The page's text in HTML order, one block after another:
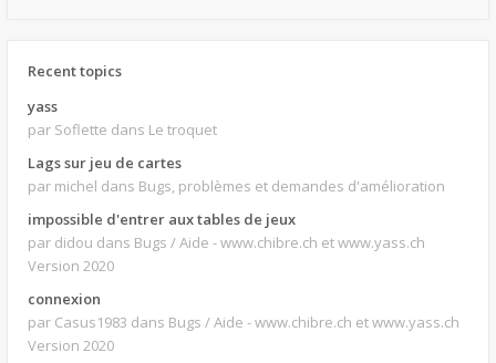
Recent topics
yass
par Soflette dans Le troquet
Lags sur jeu de cartes
par michel dans Bugs, problèmes et demandes d'amélioration
impossible d'entrer aux tables de jeux
par didou dans Bugs / Aide - www.chibre.ch et www.yass.ch
Version 2020
connexion
par Casus1983 dans Bugs / Aide - www.chibre.ch et www.yass.ch
Version 2020